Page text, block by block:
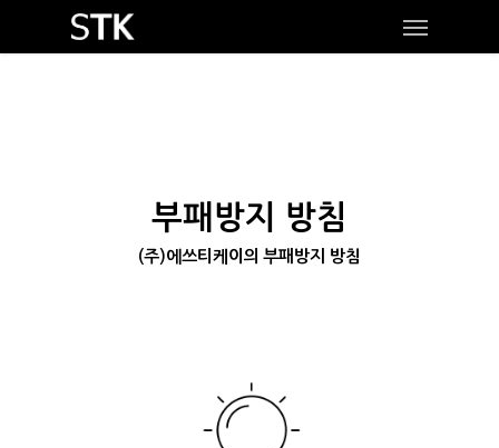
main
부패방지 방침
(주)에쓰티케이의 부패방지 방침